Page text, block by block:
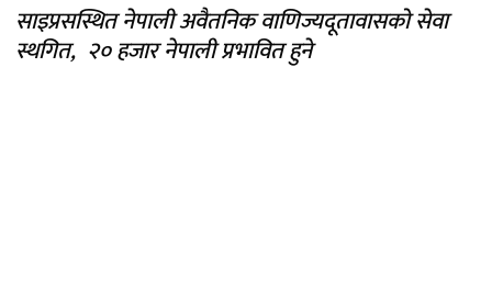
साइप्रसस्थित नेपाली अवैतनिक वाणिज्यदूतावासको सेवा
स्थगित, २० हजार नेपाली प्रभावित हुने